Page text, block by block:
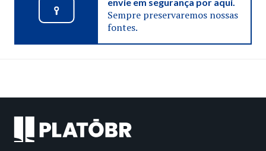
Sempre preservaremos nossas
fontes.